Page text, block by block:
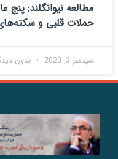
مطالعه نیوانگلند:
حملات قلبی و
سپتامبر 3, 2023 بدون